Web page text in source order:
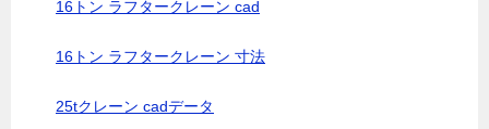
16トン ラフタークレーン cad
16トン ラフタークレーン 寸法
25tクレーン cadデータ